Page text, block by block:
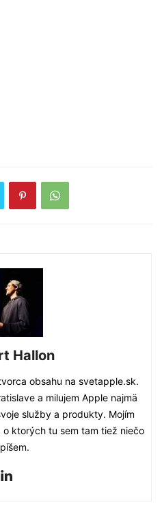
Hallon
obsahu na svetapple.sk.
a milujem Apple najmä
služby a produkty. Mojím
ktorých tu sem tam tiež niečo